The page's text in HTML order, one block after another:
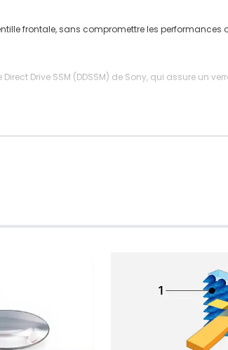
frontale, sans compromettre les performances
Drive SSM (DDSSM) de Sony, qui assure un
polyvalence, et la conception résistante à la